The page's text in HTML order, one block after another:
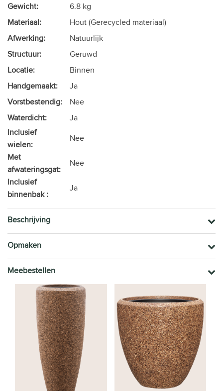
Gewicht:
6.8 kg
Materiaal:
Hout (Gerecycled materiaal)
Afwerking:
Natuurlijk
Structuur:
Geruwd
Locatie:
Binnen
Handgemaakt:
Ja
Vorstbestendig:
Nee
Waterdicht:
Ja
Inclusief
wielen:
Nee
Met
afwateringsgat:
Nee
Inclusief
binnenbak :
Ja
Beschrijving
Opmaken
Meebestellen